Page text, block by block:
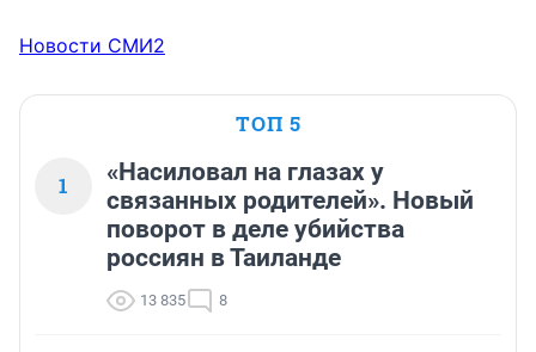
Новости СМИ2
ТОП 5
1
«Насиловал на глазах у
связанных родителей». Новый
поворот в деле убийства
россиян в Таиланде
13 835 8